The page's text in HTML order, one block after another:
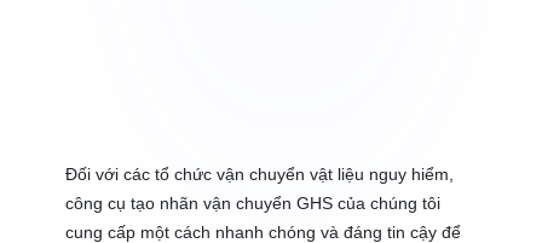
Đối với các tổ chức vận chuyển vật liệu nguy hiểm,
công cụ tạo nhãn vận chuyển GHS của chúng tôi
cung cấp một cách nhanh chóng và đáng tin cậy để